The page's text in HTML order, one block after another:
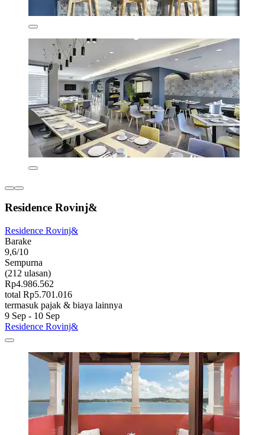
Residence Rovinj&
Residence Rovinj&
Barake
9,6/10
Sempurna
(212 ulasan)
Rp4.986.562
total Rp5.701.016
termasuk pajak & biaya lainnya
9 Sep - 10 Sep
Residence Rovinj&